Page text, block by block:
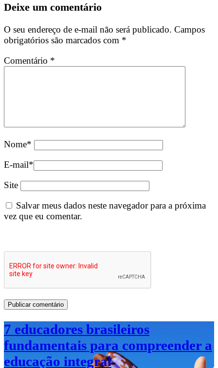
Deixe um comentário
O seu endereço de e-mail não será publicado. Campos
obrigatórios são marcados com *
Comentário *
Nome*
E-mail*
Site
Salvar meus dados neste navegador para a próxima
vez que eu comentar.
7 educadores brasileiros
fundamentais para compreender a
educação integral